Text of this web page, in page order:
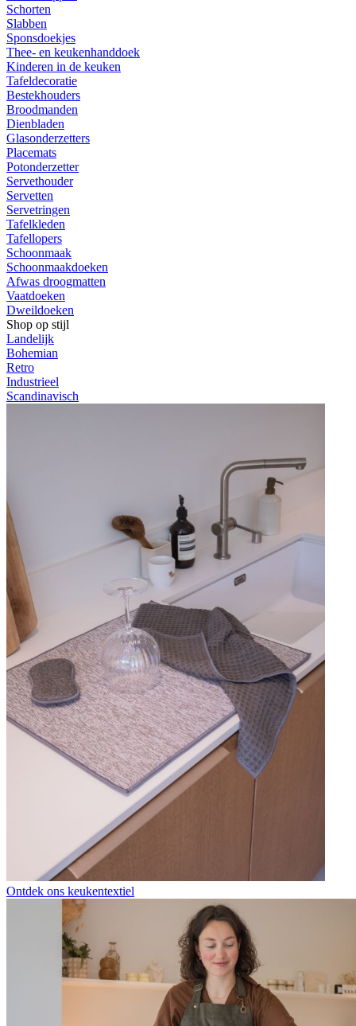
Schorten
Slabben
Sponsdoekjes
Thee- en keukenhanddoek
Kinderen in de keuken
Tafeldecoratie
Bestekhouders
Broodmanden
Dienbladen
Glasonderzetters
Placemats
Potonderzetter
Servethouder
Servetten
Servetringen
Tafelkleden
Tafellopers
Schoonmaak
Schoonmaakdoeken
Afwas droogmatten
Vaatdoeken
Dweildoeken
Shop op stijl
Landelijk
Bohemian
Retro
Industrieel
Scandinavisch
Ontdek ons keukentextiel